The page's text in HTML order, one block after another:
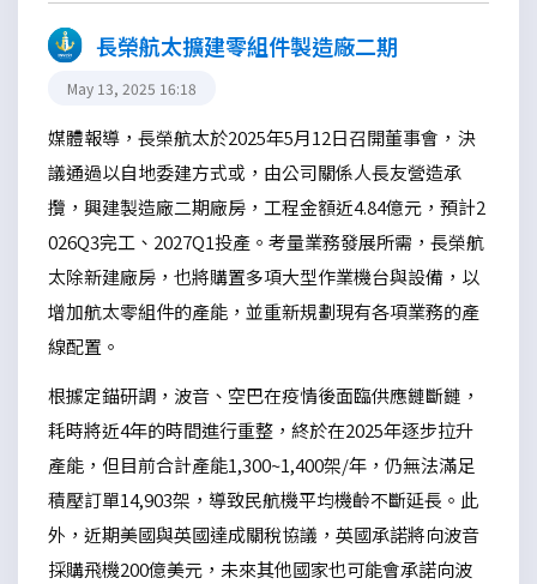
長榮航太擴建零組件製造廠二期
May 13, 2025 16:18
媒體報導，長榮航太於2025年5月12日召開董事會，決
議通過以自地委建方式或，由公司關係人長友營造承
攬，興建製造廠二期廠房，工程金額近4.84億元，預計2
026Q3完工、2027Q1投產。考量業務發展所需，長榮航
太除新建廠房，也將購置多項大型作業機台與設備，以
增加航太零組件的產能，並重新規劃現有各項業務的產
線配置。
根據定錨研調，波音、空巴在疫情後面臨供應鏈斷鏈，
耗時將近4年的時間進行重整，終於在2025年逐步拉升
產能，但目前合計產能1,300~1,400架/年，仍無法滿足
積壓訂單14,903架，導致民航機平均機齡不斷延長。此
外，近期美國與英國達成關稅協議，英國承諾將向波音
採購飛機200億美元，未來其他國家也可能會承諾向波